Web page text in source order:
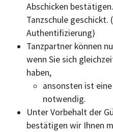
Abschicken bestätigen.
Tanzschule geschickt.
Authentifizierung)
Tanzpartner können
wenn Sie sich
haben,
ansonsten ist
notwendig.
Unter Vorbehalt der
bestätigen wir Ihnen